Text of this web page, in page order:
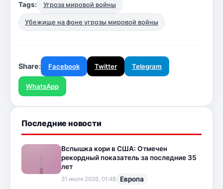
Tags: Угроза мировой войны
Убежище на фоне угрозы мировой войны
Share: Facebook Twitter Telegram
WhatsApp
Последние новости
Вспышка кори в США: Отмечен
рекордный показатель за последние 35
лет
31 июля 2026, 01:48 Европа